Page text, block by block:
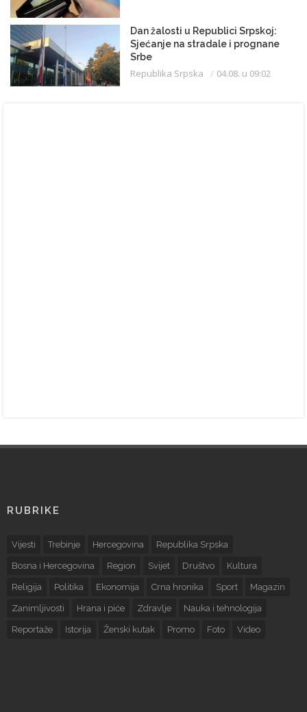
Dan žalosti u Republici Srpskoj:
Sjećanje na stradale i prognane
Srbe
Republika Srpska 04.08. u 09:02
RUBRIKE
Vijesti Trebinje Hercegovina Republika Srpska
Bosna i Hercegovina Region Svijet Društvo Kultura
Religija Politika Ekonomija Crna hronika Sport Magazin
Zanimljivosti Hrana i piće Zdravlje Nauka i tehnologija
Reportaže Istorija Ženski kutak Promo Foto Video